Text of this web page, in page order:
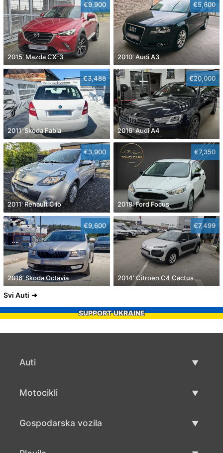
€9,900
2015' Mazda CX-3
€5,600
2010' Audi A3
€3,488
2011' Skoda Fabia
€20,000
2016' Audi A4
€3,900
2011' Renault Clio
€7,350
2018' Ford Focus
€9,600
2016' Skoda Octavia
€7,499
2014' Citroen C4 Cactus
Svi Auti
SUPPORT UKRAINE
Auti
Motocikli
Gospodarska vozila